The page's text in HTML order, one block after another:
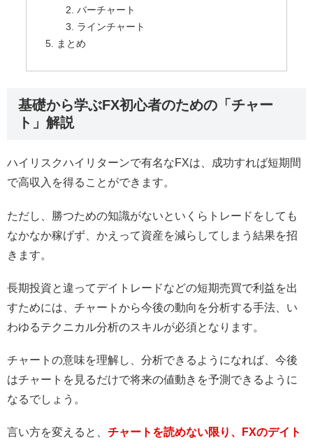
バーチャート
ラインチャート
まとめ
基礎から学ぶFX初心者のための「チャー
ト」解説
ハイリスクハイリターンで有名なFXは、成功すれば短期間
で高収入を得ることができます。
ただし、勝つための知識がないといくらトレードをしても
なかなか稼げず、かえって資産を減らしてしまう結果を招
きます。
長期投資と違ってデイトレードなどの短期売買で利益を出
すためには、チャートから今後の動向を分析する手法、い
わゆるテクニカル分析のスキルが必須となります。
チャートの意味を理解し、分析できるようになれば、今後
はチャートを見るだけで将来の値動きを予測できるように
なるでしょう。
言い方を変えると、 チャートを読めない限り、FXのデイト